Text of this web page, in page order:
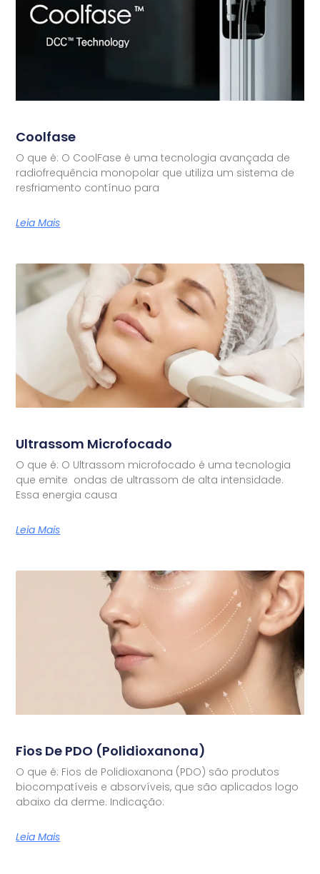
Coolfase
O que é: O CoolFase é uma tecnologia avançada de
radiofrequência monopolar que utiliza um sistema de
resfriamento contínuo para
Leia Mais
Ultrassom Microfocado
O que é: O Ultrassom microfocado é uma tecnologia
que emite ondas de ultrassom de alta intensidade.
Essa energia causa
Leia Mais
Fios De PDO (Polidioxanona)
O que é: Fios de Polidioxanona (PDO) são produtos
biocompatíveis e absorvíveis, que são aplicados logo
abaixo da derme. Indicação:
Leia Mais